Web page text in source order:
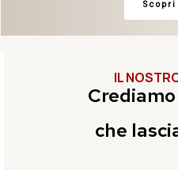
IL
che